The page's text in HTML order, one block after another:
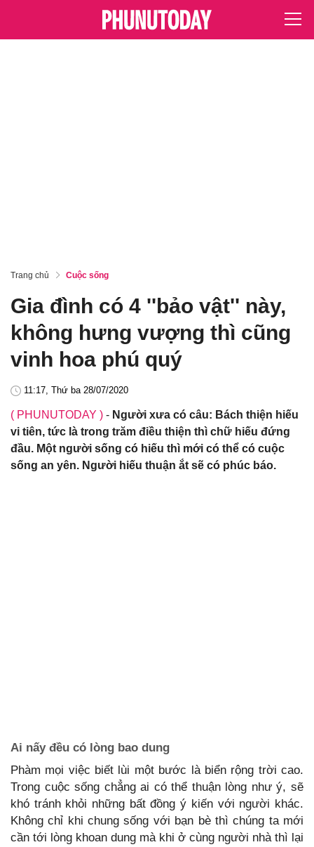
Trang chủ Cuộc sống
Gia đình có 4 ''bảo vật'' này,
không hưng vượng thì cũng
vinh hoa phú quý
11:17, Thứ ba 28/07/2020
( PHUNUTODAY ) - Người xưa có câu: Bách thiện hiếu
vi tiên, tức là trong trăm điều thiện thì chữ hiếu đứng
đầu. Một người sống có hiếu thì mới có thể có cuộc
sống an yên. Người hiếu thuận ắt sẽ có phúc báo.
Ai nấy đều có lòng bao dung
Phàm mọi việc biết lùi một bước là biển rộng trời cao.
Trong cuộc sống chẳng ai có thể thuận lòng như ý, sẽ
khó tránh khỏi những bất đồng ý kiến với người khác.
Không chỉ khi chung sống với bạn bè thì chúng ta mới
cần tới lòng khoan dung mà khi ở cùng người nhà thì lại